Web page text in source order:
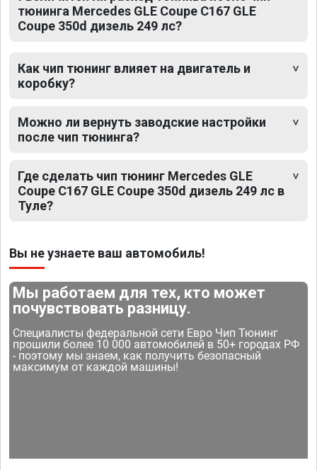
тюнинга Mercedes GLE Coupe C167 GLE
Coupe 350d дизель 249 лс?
Как чип тюнинг влияет на двигатель и
коробку?
Можно ли вернуть заводские настройки
после чип тюнинга?
Где сделать чип тюнинг Mercedes GLE
Coupe C167 GLE Coupe 350d дизель 249 лс в
Туле?
Вы не узнаете ваш автомобиль!
Мы работаем для тех, кто может
почувствовать разницу.
Специалисты федеральной сети Евро Чип Тюнинг
прошили более 10 000 автомобилей в 50+ городах РФ
- поэтому мы знаем, как получить безопасный
максимум от каждой машины!